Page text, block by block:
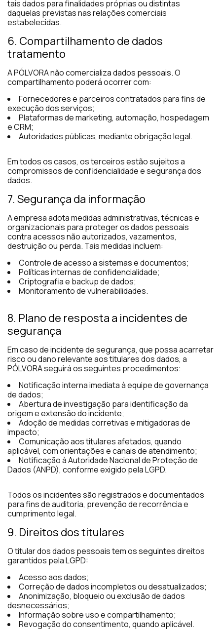
tais dados para finalidades próprias ou distintas
daquelas previstas nas relações comerciais
estabelecidas.
6. Compartilhamento de dados
tratamento
A PÓLVORA não comercializa dados pessoais. O
compartilhamento poderá ocorrer com:
Fornecedores e parceiros contratados para fins de
execução dos serviços;
Plataformas de marketing, automação, hospedagem
e CRM;
Autoridades públicas, mediante obrigação legal.
Em todos os casos, os terceiros estão sujeitos a
compromissos de confidencialidade e segurança dos
dados.
7. Segurança da informação
A empresa adota medidas administrativas, técnicas e
organizacionais para proteger os dados pessoais
contra acessos não autorizados, vazamentos,
destruição ou perda. Tais medidas incluem:
Controle de acesso a sistemas e documentos;
Políticas internas de confidencialidade;
Criptografia e backup de dados;
Monitoramento de vulnerabilidades.
8. Plano de resposta a incidentes de
segurança
Em caso de incidente de segurança, que possa acarretar
risco ou dano relevante aos titulares dos dados, a
PÓLVORA seguirá os seguintes procedimentos:
Notificação interna imediata à equipe de governança
de dados;
Abertura de investigação para identificação da
origem e extensão do incidente;
Adoção de medidas corretivas e mitigadoras de
impacto;
Comunicação aos titulares afetados, quando
aplicável, com orientações e canais de atendimento;
Notificação à Autoridade Nacional de Proteção de
Dados (ANPD), conforme exigido pela LGPD.
Todos os incidentes são registrados e documentados
para fins de auditoria, prevenção de recorrência e
cumprimento legal.
9. Direitos dos titulares
O titular dos dados pessoais tem os seguintes direitos
garantidos pela LGPD:
Acesso aos dados;
Correção de dados incompletos ou desatualizados;
Anonimização, bloqueio ou exclusão de dados
desnecessários;
Informação sobre uso e compartilhamento;
Revogação do consentimento, quando aplicável.